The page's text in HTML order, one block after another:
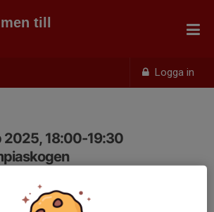
Logga in
till
2025, 18:00-19:30